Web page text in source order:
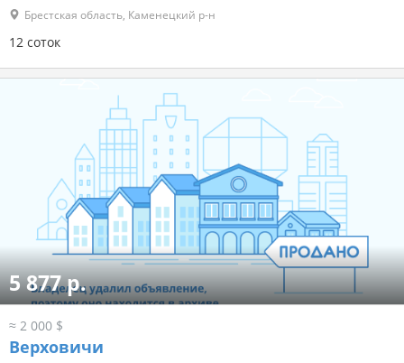
Брестская область, Каменецкий р-н
12 соток
5 877 р.
≈ 2 000 $
Верховичи